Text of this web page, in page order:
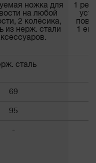
ножка для
на любой
2 колёсика,
из нерж. стали
1
1
сталь
69
95
-